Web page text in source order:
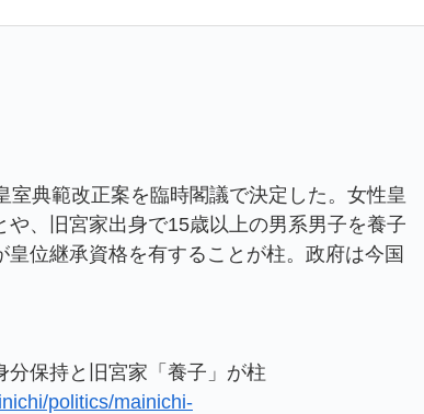
典範改正案を臨時閣議で決定した。女性皇
、旧宮家出身で15歳以上の男系男子を養子
位継承資格を有することが柱。政府は今国
保持と旧宮家「養子」が柱
politics/mainichi-